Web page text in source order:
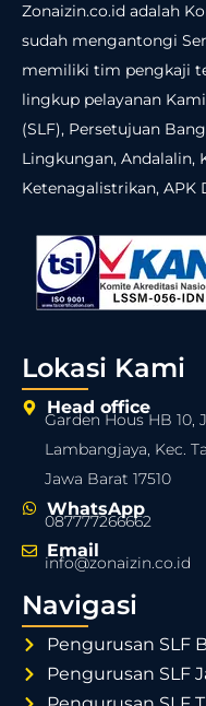
Zonaizin.co.id adalah
sudah mengantongi
memiliki tim pengkaji
lingkup pelayanan
(SLF), Persetujuan
Lingkungan, Andalalin,
Ketenagalistrikan, APK
Lokasi Kami
Head office
Garden Hous HB 10,
Lambangjaya, Kec.
Jawa Barat 17510
WhatsApp
087777266662
Email
info@zonaizin.co.id
Navigasi
Pengurusan SLF
Pengurusan SLF